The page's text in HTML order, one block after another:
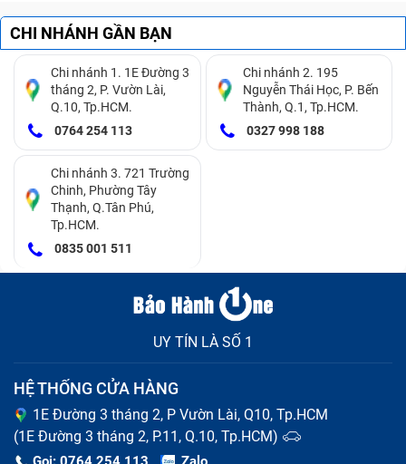
Điện thoại Redmi 10 Prime hỗ trợ sạc nhanh
Dấu hiệu cần thay pin Redmi 10 Prime
Một số dấu hiệu mà người dùng cần lưu ý để có thể
đưa ra quyết định thay pin Redmi 10 Prime một cách
Tỷ lệ tụt phần trăm pin tăng nhanh khi sử dụng các
ứng dụng thông thường.
Pin yếu có thể dẫn đến tình trạng thiết bị đơ, giữa
chừng hoặc trễ trong quá trình sử dụng.
CHI NHÁNH GẦN BẠN
Chi nhánh 1. 1E Đường 3
tháng 2, P. Vườn Lài,
Q.10, Tp.HCM.
0764 254 113
Chi nhánh 2. 195
Nguyễn Thái Học, P. Bến
Thành, Q.1, Tp.HCM.
0327 998 188
Chi nhánh 3. 721 Trường
Chinh, Phường Tây
Thạnh, Q.Tân Phú,
Tp.HCM.
0835 001 511
UY TÍN LÀ SỐ 1
HỆ THỐNG CỬA HÀNG
1E Đường 3 tháng 2, P Vườn Lài, Q10, Tp.HCM
(1E Đường 3 tháng 2, P.11, Q.10, Tp.HCM)